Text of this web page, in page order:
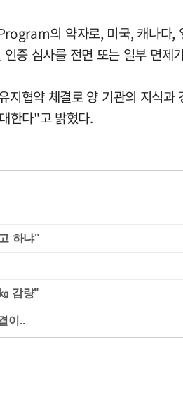
의 약자로, 미국, 캐나다,
증 심사를 전면 또는 일부 면제
협약 체결로 양 기관의 지식
한다"고 밝혔다.
하냐"
감량"